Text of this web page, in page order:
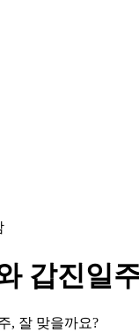
갑진일
, 잘 맞을까요?